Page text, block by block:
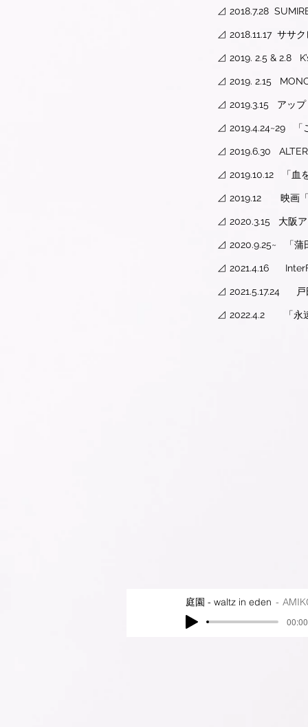
⊿ 2018.7.28
⊿ 2018.11.17 ササ
⊿ ​2019. 2.5 & 2.8
⊿ 2019. 2.15
​⊿ 2019.3.15 アップ
​⊿ 2019.4.24~29 「
⊿ 2019.6.30
⊿ 2019.10.12 「血
⊿ 2019.12 映画「
⊿ 2020.3.15 大阪ア
⊿ 2020.9.25~ 「蒲
⊿ 2021.4.16
⊿ 2021.5.17.24 戸
⊿ 2022.4.2 「永遠
庭園 - waltz in eden